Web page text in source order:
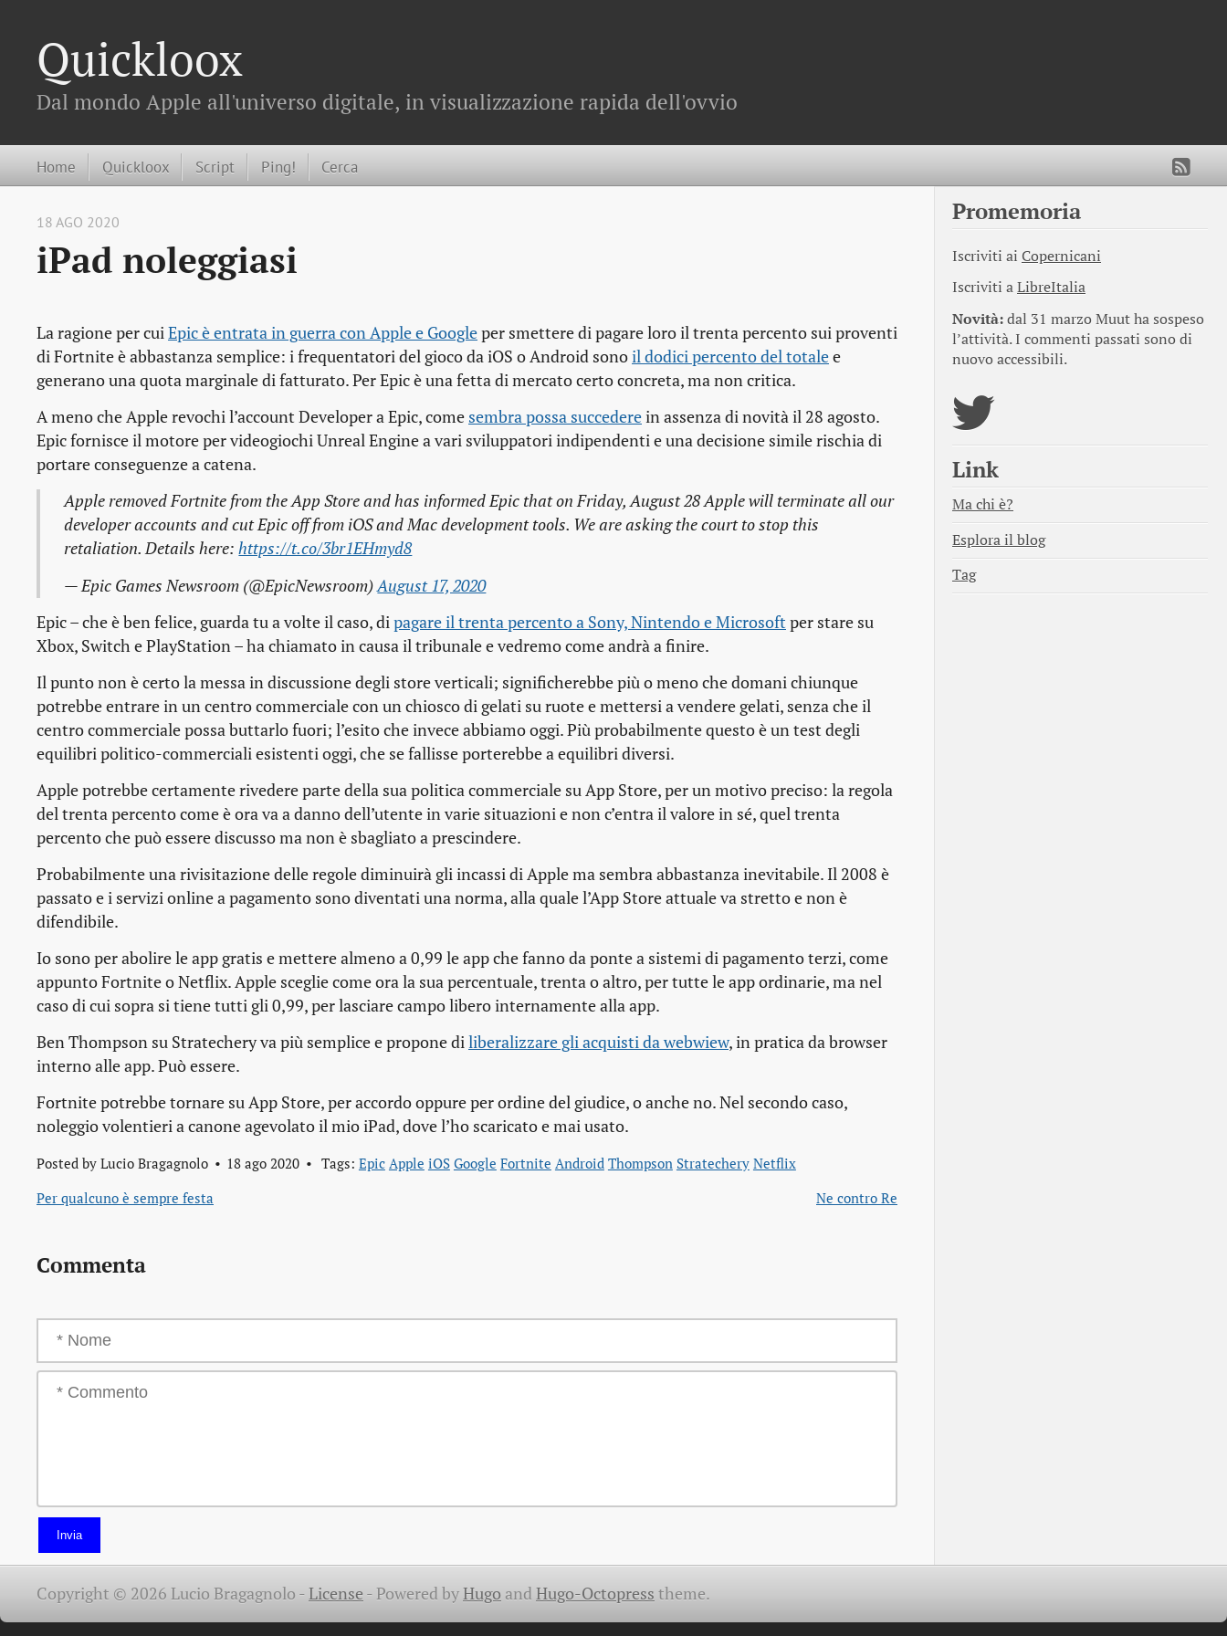
Quickloox
Dal mondo Apple all'universo digitale, in visualizzazione rapida dell'ovvio
Home Quickloox Script Ping! Cerca
18 AGO 2020
iPad noleggiasi
La ragione per cuiEpic è entrata in guerra con Apple e Googleper smettere di pagare loro il trenta percento sui proventi
di Fortnite è abbastanza semplice: i frequentatori del gioco da iOS o Android sonoil dodici percento del totalee
generano una quota marginale di fatturato. Per Epic è una fetta di mercato certo concreta, ma non critica.
A meno che Apple revochi l’account Developer a Epic, come sembra possa succederein assenza di novità il 28 agosto.
Epic fornisce il motore per videogiochi Unreal Engine a vari sviluppatori indipendenti e una decisione simile rischia di
portare conseguenze a catena.
Apple removed Fortnite from the App Store and has informed Epic that on Friday, August 28 Apple will terminate all our
developer accounts and cut Epic off from iOS and Mac development tools. We are asking the court to stop this
retaliation. Details here:https://t.co/3br1EHmyd8
— Epic Games Newsroom (@EpicNewsroom)August 17, 2020
Epic – che è ben felice, guarda tu a volte il caso, di pagare il trenta percento a Sony, Nintendo e Microsoft per stare su
Xbox, Switch e PlayStation – ha chiamato in causa il tribunale e vedremo come andrà a finire.
Il punto non è certo la messa in discussione degli store verticali; significherebbe più o meno che domani chiunque
potrebbe entrare in un centro commerciale con un chiosco di gelati su ruote e mettersi a vendere gelati, senza che il
centro commerciale possa buttarlo fuori; l’esito che invece abbiamo oggi. Più probabilmente questo è un test degli
equilibri politico-commerciali esistenti oggi, che se fallisse porterebbe a equilibri diversi.
Apple potrebbe certamente rivedere parte della sua politica commerciale su App Store, per un motivo preciso: la regola
del trenta percento come è ora va a danno dell’utente in varie situazioni e non c’entra il valore in sé, quel trenta
percento che può essere discusso ma non è sbagliato a prescindere.
Probabilmente una rivisitazione delle regole diminuirà gli incassi di Apple ma sembra abbastanza inevitabile. Il 2008 è
passato e i servizi online a pagamento sono diventati una norma, alla quale l’App Store attuale va stretto e non è
difendibile.
Io sono per abolire le app gratis e mettere almeno a 0,99 le app che fanno da ponte a sistemi di pagamento terzi, come
appunto Fortnite o Netflix. Apple sceglie come ora la sua percentuale, trenta o altro, per tutte le app ordinarie, ma nel
caso di cui sopra si tiene tutti gli 0,99, per lasciare campo libero internamente alla app.
Ben Thompson su Stratechery va più semplice e propone diliberalizzare gli acquisti da webwiew, in pratica da browser
interno alle app. Può essere.
Fortnite potrebbe tornare su App Store, per accordo oppure per ordine del giudice, o anche no. Nel secondo caso,
noleggio volentieri a canone agevolato il mio iPad, dove l’ho scaricato e mai usato.
Posted by Lucio Bragagnolo 18 ago 2020 Tags: Epic Apple iOS Google Fortnite Android Thompson Stratechery Netflix
Per qualcuno è sempre festa
Ne contro Re
Commenta
Invia
Promemoria
Iscriviti ai Copernicani
Iscriviti aLibreItalia
Novità:dal 31 marzo Muut ha sospeso
l’attività. I commenti passati sono di
nuovo accessibili.
Link
Ma chi è?
Esplora il blog
Tag
Copyright © 2026 Lucio Bragagnolo -License -Powered byHugoandHugo-Octopress theme.